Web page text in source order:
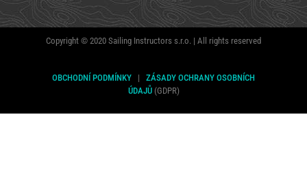
Copyright © 2020 Sailing Instructors s.r.o. | All rights reserved
OBCHODNÍ PODMÍNKY | ZÁSADY OCHRANY OSOBNÍCH
ÚDAJŮ(GDPR)